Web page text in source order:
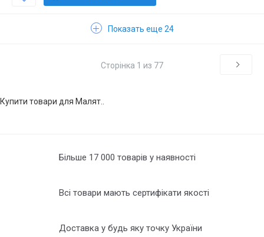
Показать еще 24
Сторінка 1 из 77
Купити товари для Малят..
Більше 17 000 товарів у наявності
Всі товари мають сертифікати якості
Доставка у будь яку точку України